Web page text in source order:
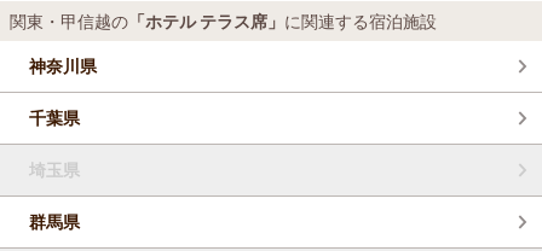
っぷりとご紹介させていただきます！
関東・甲信越の 「ホテル テラス席」 に関連する宿泊施設
神奈川県
千葉県
埼玉県
群馬県